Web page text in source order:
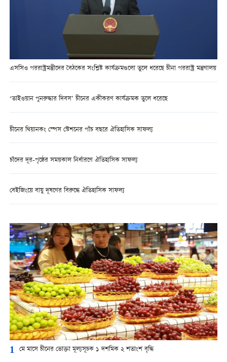
এসসিও পররাষ্ট্রমন্ত্রীদের বৈঠকের সংশ্লিষ্ট কার্যক্রমগুলো তুলে ধরেছে চীনা পররাষ্ট্র মন্ত্রণালয়
‘তাইওয়ান পুনরুদ্ধার দিবস’ চীনের একীকরণ কার্যক্রমক তুলে ধরেছে
চীনের থিয়ানকং স্পেস স্টেশনের পাঁচ বছরে ঐতিহাসিক সাফল্য
চাঁদের দূর-পৃষ্ঠের সময়কাল নির্ধারণে ঐতিহাসিক সাফল্য
বেইজিংয়ে বায়ু দূষণের বিরুদ্ধে ঐতিহাসিক সাফল্য
1 মে মাসে চীনের ভোক্তা মূল্যসূচক ১ দশমিক ২ শতাংশ বৃদ্ধি